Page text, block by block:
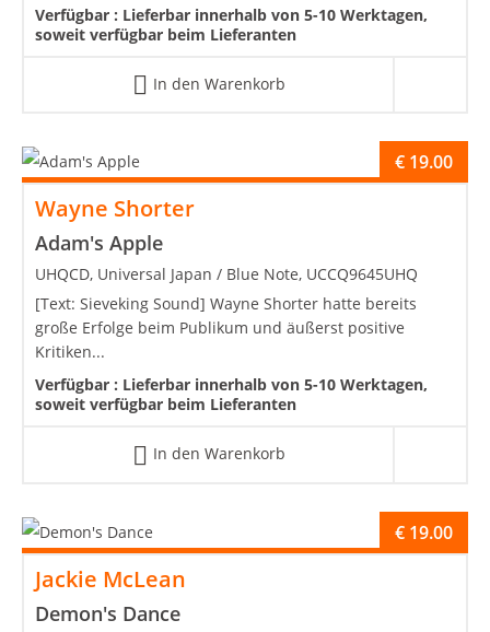
Verfügbar : Lieferbar innerhalb von 5-10 Werktagen,
soweit verfügbar beim Lieferanten
In den Warenkorb
Wayne Shorter
Adam's Apple
€ 19.00
UHQCD, Universal Japan / Blue Note, UCCQ9645UHQ
[Text: Sieveking Sound] Wayne Shorter hatte bereits
große Erfolge beim Publikum und äußerst positive
Kritiken...
Verfügbar : Lieferbar innerhalb von 5-10 Werktagen,
soweit verfügbar beim Lieferanten
In den Warenkorb
Jackie McLean
Demon's Dance
€ 19.00